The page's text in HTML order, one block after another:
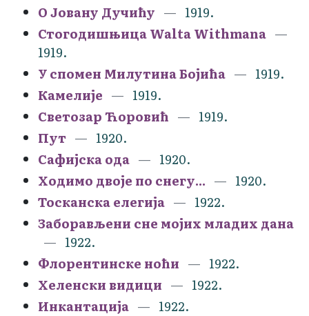
О Јовану Дучићу
1919.
Стогодишњица Walta Withmana
1919.
У спомен Милутина Бојића
1919.
Камелије
1919.
Светозар Ћоровић
1919.
Пут
1920.
Сафијска ода
1920.
Ходимо двоје по снегу...
1920.
Тосканска елегија
1922.
Заборављени сне мојих младих дана
1922.
Флорентинске ноћи
1922.
Хеленски видици
1922.
Инкантација
1922.